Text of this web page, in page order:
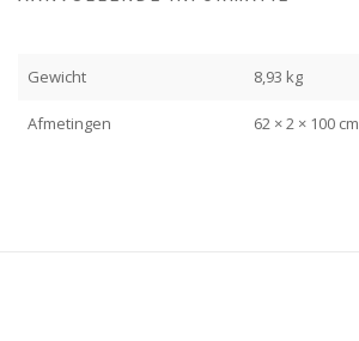
Gewicht 8,93 kg
Afmetingen 62 × 2 × 100 cm